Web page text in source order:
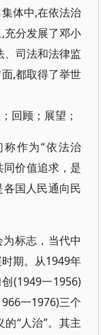
体中,在依法治
充分发展了邓小
司法和法律监
,都取得了举世
回顾；展望；
作为“依法治
同价值追求，是
国人民通向民
标志，当代中
期。从1949年
(1949一1956)
一1976)三个
“人治”。其主